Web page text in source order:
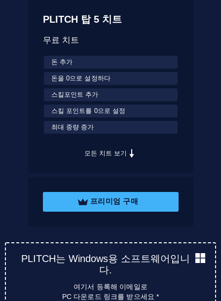
PLITCH 탑 5 치트
무료 치트
돈 추가
돈을 0으로 설정하다
스킬포인트 추가
스킬 포인트를 0으로 설정
최대 중량 증가
모든 치트 보기
프리미엄 구매
PLITCH는 Windows용 소프트웨어입니
다.
여기서 등록해 이메일로
PC 다운로드 링크를 받으세요 *